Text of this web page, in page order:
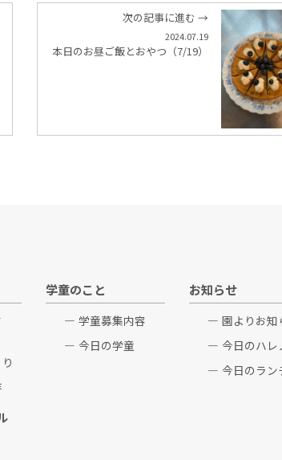
次の記事に進む →
2024.07.19
本日のお昼ご飯とおやつ（7/19）
学童のこと
学童募集内容
今日の学童
お知らせ
園よりお知
今日のハレ
今日のラン